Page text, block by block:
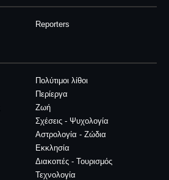
Reporters
Πολύτιμοι λίθοι
Περίεργα
Ζωή
Σχέσεις - Ψυχολογία
Αστρολογία - Ζώδια
Εκκλησία
Διακοπές - Τουρισμός
Τεχνολογία